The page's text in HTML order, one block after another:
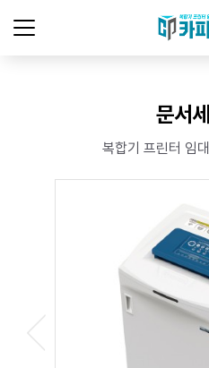
문서
복합기 프린터 임